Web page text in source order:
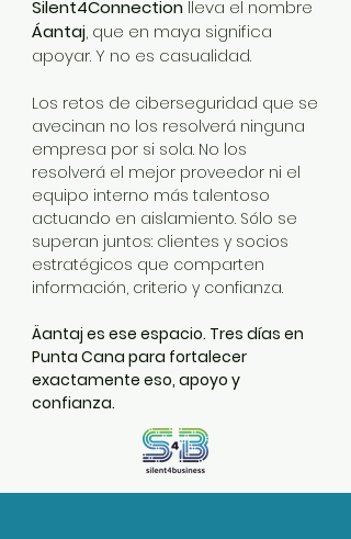
Silent4Connection lleva el nombre
Áantaj, que en maya significa
apoyar. Y no es casualidad.
Los retos de ciberseguridad que se
avecinan no los resolverá ninguna
empresa por si sola. No los
resolverá el mejor proveedor ni el
equipo interno más talentoso
actuando en aislamiento. Sólo se
superan juntos: clientes y socios
estratégicos que comparten
información, criterio y confianza.
Äantaj es ese espacio. Tres días en
Punta Cana para fortalecer
exactamente eso, apoyo y
confianza.